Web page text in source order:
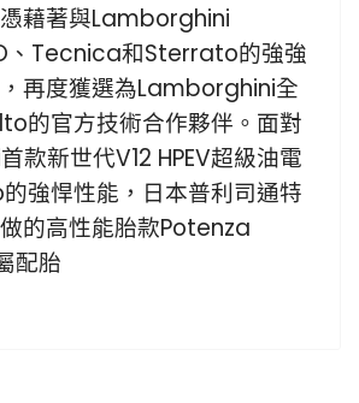
藉著與Lamborghini
、Tecnica和Sterrato的強強
再度獲選為Lamborghini全
的官方技術合作夥伴。面對
款新世代V12 HPEV超級油電
強悍性能，日本普利司通特
的高性能胎款Potenza
配胎